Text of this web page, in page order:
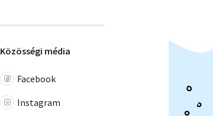
Közösségi média
Facebook
Instagram